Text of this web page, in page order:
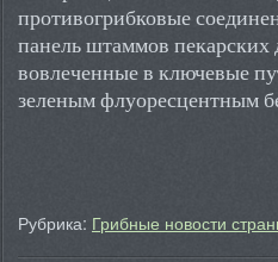
противогрибковые
панель штаммов
вовлеченные в ключевые
зеленым флуоресцентным
Рубрика: Грибные новости